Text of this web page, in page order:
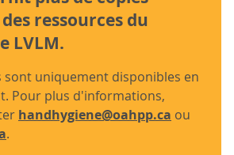
ressources du
LVLM.
sont uniquement disponibles en
Pour plus d'informations,
handhygiene@oahpp.ca ou
.